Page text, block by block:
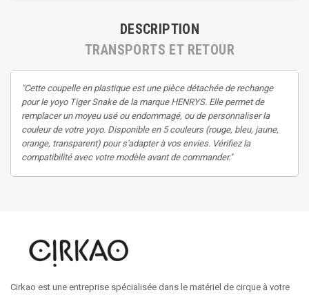
DESCRIPTION
TRANSPORTS ET RETOUR
"Cette coupelle en plastique est une pièce détachée de rechange
pour le yoyo Tiger Snake de la marque HENRYS. Elle permet de
remplacer un moyeu usé ou endommagé, ou de personnaliser la
couleur de votre yoyo. Disponible en 5 couleurs (rouge, bleu, jaune,
orange, transparent) pour s'adapter à vos envies. Vérifiez la
compatibilité avec votre modèle avant de commander."
Cirkao est une entreprise spécialisée dans le matériel de cirque à votre